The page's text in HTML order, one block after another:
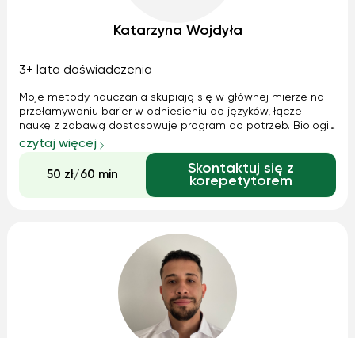
Katarzyna Wojdyła
3+ lata doświadczenia
Moje metody nauczania skupiają się w głównej mierze na
przełamywaniu barier w odniesieniu do języków, łącze
naukę z zabawą dostosowuje program do potrzeb. Biologii
oraz historii uczę w sposób dostosowany do każdego,
staram się dobrać taką metodę, by każdy potrafił się
odnaleźć.
czytaj więcej
50 zł/60 min
Skontaktuj się z
korepetytorem